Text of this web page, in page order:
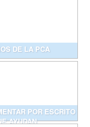
DE LA PCA
POR ESCRITO
AYUDAN